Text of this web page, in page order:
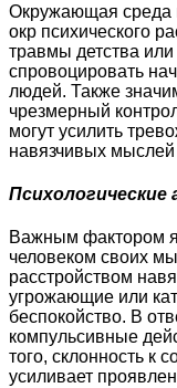
Окружающая среда
окр психического
травмы детства
спровоцировать
людей. Также
чрезмерный
могут усилить
навязчивых мыслей
Психологические
Важным фактором
человеком своих
расстройством
угрожающие или
беспокойство. В
компульсивные
того, склонность к
усиливает